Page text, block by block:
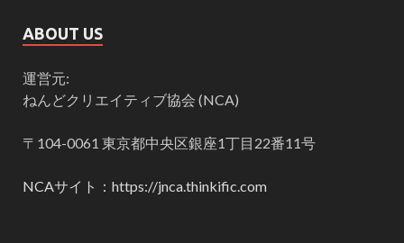
ABOUT US
運営元:
ねんどクリエイティブ協会 (NCA)
〒104-0061 東京都中央区銀座1丁目22番11号
NCAサイト：https://jnca.thinkific.com